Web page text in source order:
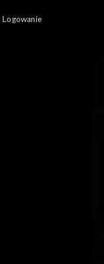
Logowanie